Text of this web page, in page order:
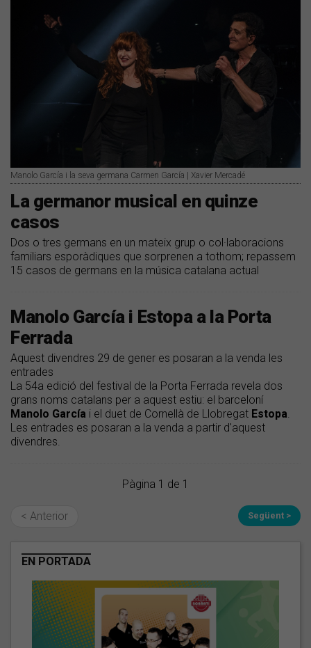
Manolo García i la seva germana Carmen García | Xavier Mercadé
La germanor musical en quinze
casos
Dos o tres germans en un mateix grup o col·laboracions
familiars esporàdiques que sorprenen a tothom; repassem
15 casos de germans en la música catalana actual
Manolo García i Estopa a la Porta
Ferrada
Aquest divendres 29 de gener es posaran a la venda les
entrades
La 54a edició del festival de la Porta Ferrada revela dos
grans noms catalans per a aquest estiu: el barceloní
Manolo García i el duet de Cornellà de Llobregat Estopa
Les entrades es posaran a la venda a partir d'aquest
divendres.
Pàgina 1 de 1
< Anterior Següent >
EN PORTADA